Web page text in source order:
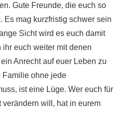
Gute Freunde, die euch so
Es mag kurzfristig schwer sein
Sicht wird es euch damit
euch weiter mit denen
Anrecht auf euer Leben zu
Familie ohne jede
ist eine Lüge. Wer euch für
will, hat in eurem